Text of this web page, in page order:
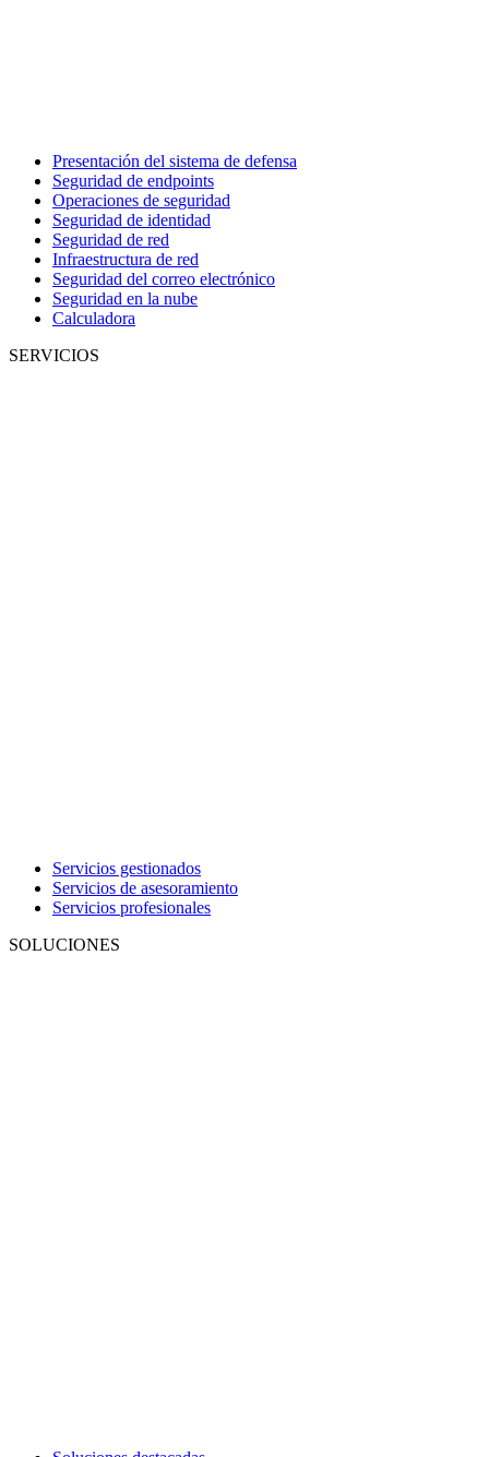
Presentación del sistema de defensa
Seguridad de endpoints
Operaciones de seguridad
Seguridad de identidad
Seguridad de red
Infraestructura de red
Seguridad del correo electrónico
Seguridad en la nube
Calculadora
SERVICIOS
Servicios gestionados
Servicios de asesoramiento
Servicios profesionales
SOLUCIONES